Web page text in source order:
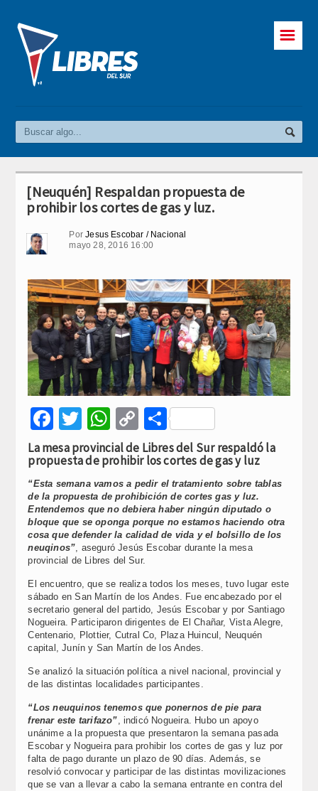
☰
[Neuquén] Respaldan propuesta de
prohibir los cortes de gas y luz.
PorJesus Escobar / Nacional
mayo 28, 2016 16:00
Facebook
Twitter
WhatsApp
Copy
Link
Compartir
La mesa provincial de Libres del Sur respaldó la
propuesta de prohibir los cortes de gas y luz
“Esta semana vamos a pedir el tratamiento sobre tablas
de la propuesta de prohibición de cortes gas y luz.
Entendemos que no debiera haber ningún diputado o
bloque que se oponga porque no estamos haciendo otra
cosa que defender la calidad de vida y el bolsillo de los
neuqinos”, aseguró Jesús Escobar durante la mesa
provincial de Libres del Sur.
El encuentro, que se realiza todos los meses, tuvo lugar este
sábado en San Martín de los Andes. Fue encabezado por el
secretario general del partido, Jesús Escobar y por Santiago
Nogueira. Participaron dirigentes de El Chañar, Vista Alegre,
Centenario, Plottier, Cutral Co, Plaza Huincul, Neuquén
capital, Junín y San Martín de los Andes.
Se analizó la situación política a nivel nacional, provincial y
de las distintas localidades participantes.
“Los neuquinos tenemos que ponernos de pie para
frenar este tarifazo”, indicó Nogueira. Hubo un apoyo
unánime a la propuesta que presentaron la semana pasada
Escobar y Nogueira para prohibir los cortes de gas y luz por
falta de pago durante un plazo de 90 días. Además, se
resolvió convocar y participar de las distintas movilizaciones
que se van a llevar a cabo la semana entrante en contra del